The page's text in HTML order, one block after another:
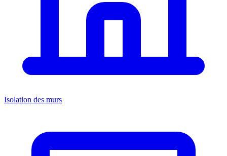
Isolation des murs